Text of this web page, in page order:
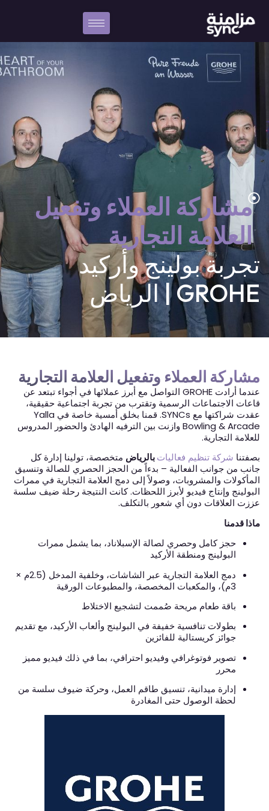
مشاركة العملاء وتفعيل
العلامة التجارية
تجربة بولينج وأركيد
GROHE | الرياض
مشاركة العملاء وتفعيل العلامة التجارية
عندما أرادت GROHE التواصل مع أبرز عملائها في أجواء تبتعد عن
قاعات الاجتماعات الرسمية وتقترب من تجربة اجتماعية حقيقية،
عقدت شراكتها مع SYNCs. قمنا بخلق أمسية خاصة في Yalla
Bowling & Arcade وازنت بين الترفيه الهادئ والحضور المدروس
للعلامة التجارية.
بصفتنا شركة تنظيم فعالياتبالرياض متخصصة، تولينا إدارة كل
جانب من جوانب الفعالية – بدءاً من الحجز الحصري للصالة وتنسيق
المأكولات والمشروبات، وصولاً إلى دمج العلامة التجارية في ممرات
البولينج وإنتاج فيديو لأبرز اللحظات. كانت النتيجة رحلة ضيف سلسة
عززت العلاقات دون أي شعور بالتكلف.
ماذا قدمنا
حجز كامل وحصري لصالة الإسبلاناد، بما يشمل ممرات
البولينج ومنطقة الأركيد
دمج العلامة التجارية عبر الشاشات، وخلفية المدخل (2.5م ×
3م)، والمكعبات المخصصة، والمطبوعات الورقية
باقة طعام مريحة صُممت لتشجيع الاختلاط
بطولات تنافسية خفيفة في البولينج وألعاب الأركيد، مع تقديم
جوائز كريستالية للفائزين
تصوير فوتوغرافي وفيديو احترافي، بما في ذلك فيديو مميز
محرر
إدارة ميدانية، تنسيق طاقم العمل، وحركة ضيوف سلسة من
لحظة الوصول حتى المغادرة